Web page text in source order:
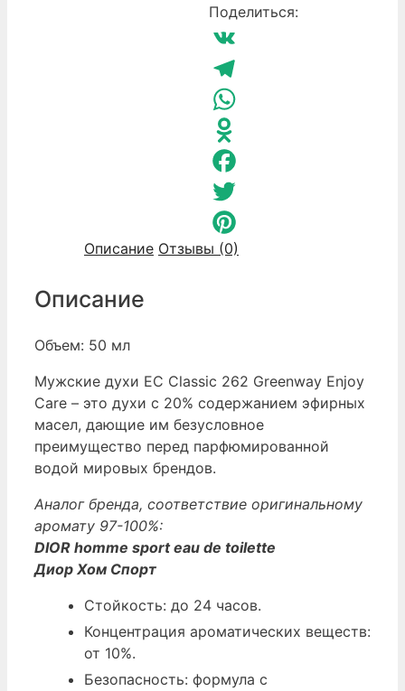
Greenway
Enjoy
Поделиться:
VK
Telegram
WhatsApp
Odnoklassniki
Facebook
Twitter
Pinterest
Описание Отзывы (0)
Описание
Объем: 50 мл
Мужские духи EC Classic 262 Greenway Enjoy
Care – это духи с 20% содержанием эфирных
масел, дающие им безусловное
преимущество перед парфюмированной
водой мировых брендов.
Аналог бренда, соответствие оригинальному
аромату 97-100%:
DIOR homme sport eau de toilette
Диор Хом Спорт
Стойкость: до 24 часов.
Концентрация ароматических веществ:
от 10%.
Безопасность: формула с